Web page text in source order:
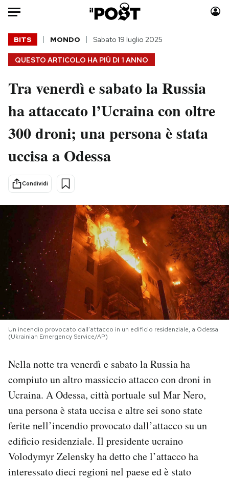
Auto
HOME
Italia
Politica
Tecnologia
Scienza
Cultura
Economia
Sport
Moda
Consumismi
Storie/Idee
Mondiali calcio 2026
PODCAST
NEWSLETTER
I MIEI PREFERITI
CALENDARIO
AREA PERSONALE
Area Personale
Newsletter
Notifiche mobile
QUESTO ARTICOLO HA PIÙ DI 1 ANNO
BITS MONDO Sabato 19 luglio 2025
Tra venerdì e sabato la Russia
ha attaccato l’Ucraina con oltre
300 droni; una persona è stata
uccisa a Odessa
Condividi
Un incendio provocato dall’attacco in un edificio residenziale, a Odessa
(Ukrainian Emergency Service/AP)
Nella notte tra venerdì e sabato la Russia ha
compiuto un altro massiccio attacco con droni in
Ucraina. A Odessa, città portuale sul Mar Nero,
una persona è stata uccisa e altre sei sono state
ferite nell’incendio provocato dall’attacco su un
edificio residenziale. Il presidente ucraino
Volodymyr Zelensky ha detto che l’attacco ha
interessato dieci regioni nel paese ed è stato